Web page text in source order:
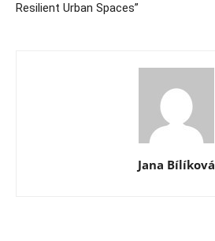
Resilient Urban Spaces”
Jana Bílíková